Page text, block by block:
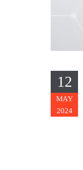
12
MAY
2024